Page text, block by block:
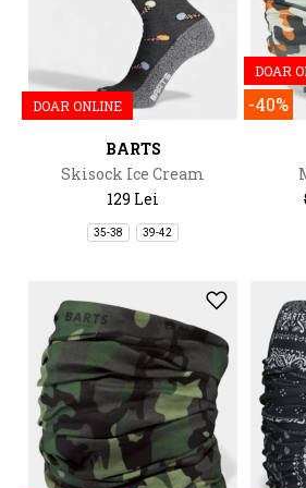
DOAR ONLINE
BARTS
Skisock Ice Cream
129 Lei
35-38 39-42
DOAR
-40%